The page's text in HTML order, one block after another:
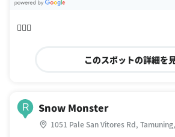
👍🏽🍕
このスポットの詳細を
R Snow Monster
1051 Pale San Vitores Rd,